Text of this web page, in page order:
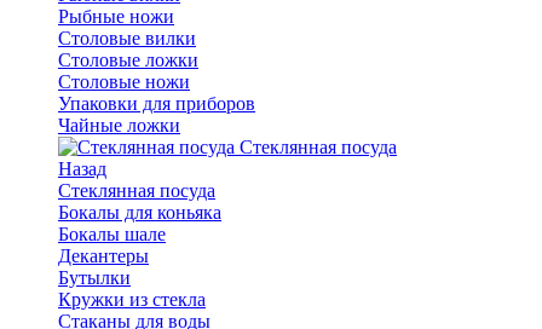
Рыбные ножи
Столовые вилки
Столовые ложки
Столовые ножи
Упаковки для приборов
Чайные ложки
Стеклянная посуда
Назад
Стеклянная посуда
Бокалы для коньяка
Бокалы шале
Декантеры
Бутылки
Кружки из стекла
Стаканы для воды